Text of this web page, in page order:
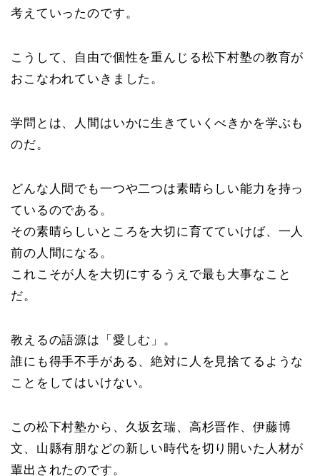
考えていったのです。
こうして、自由で個性を重んじる松下村塾の教育が
おこなわれていきました。
学問とは、人間はいかに生きていくべきかを学ぶも
のだ。
どんな人間でも一つや二つは素晴らしい能力を持っ
ているのである。
その素晴らしいところを大切に育てていけば、一人
前の人間になる。
これこそが人を大切にするうえで最も大事なこと
だ。
教えるの語源は「愛しむ」。
誰にも得手不手がある、絶対に人を見捨てるような
ことをしてはいけない。
この松下村塾から、久坂玄瑞、高杉晋作、伊藤博
文、山縣有朋などの新しい時代を切り開いた人材が
輩出されたのです。